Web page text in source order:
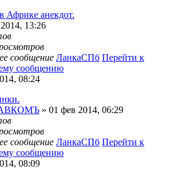
Африке анекдот.
13:26
сообщение ЛанкаСПб Перейти к
сообщению
08:24
» 01 фев 2014, 06:29
сообщение ЛанкаСПб Перейти к
сообщению
08:09